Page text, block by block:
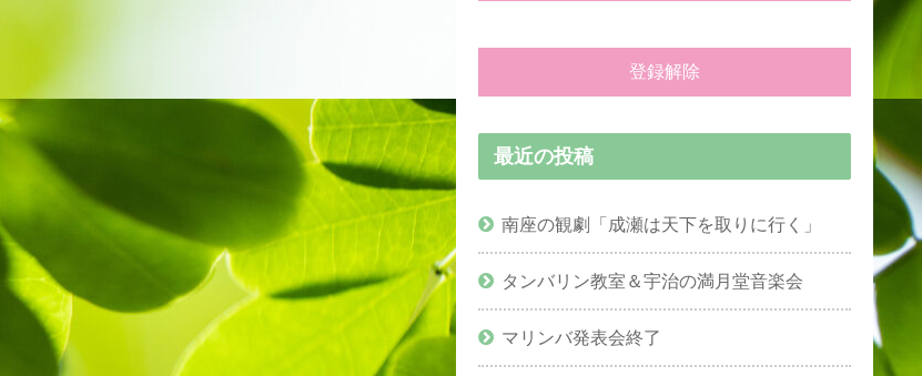
最近の投稿
南座の観劇「成瀬は天下を取りに行く」
タンバリン教室＆宇治の満月堂音楽会
マリンバ発表会終了